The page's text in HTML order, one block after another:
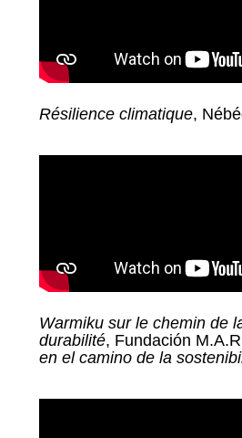
Résilience climatique,
Warmiku sur le chemin de
durabilité, Fundación
en el camino de la